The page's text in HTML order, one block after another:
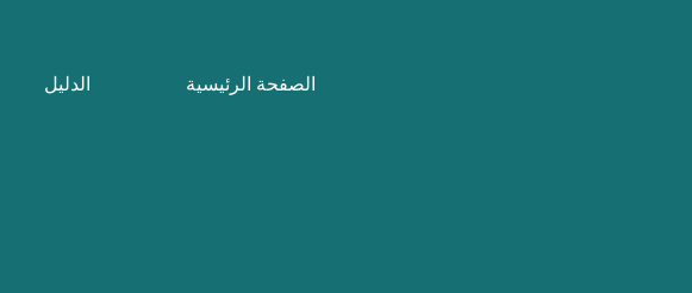
الصفحة الرئيسية الدليل